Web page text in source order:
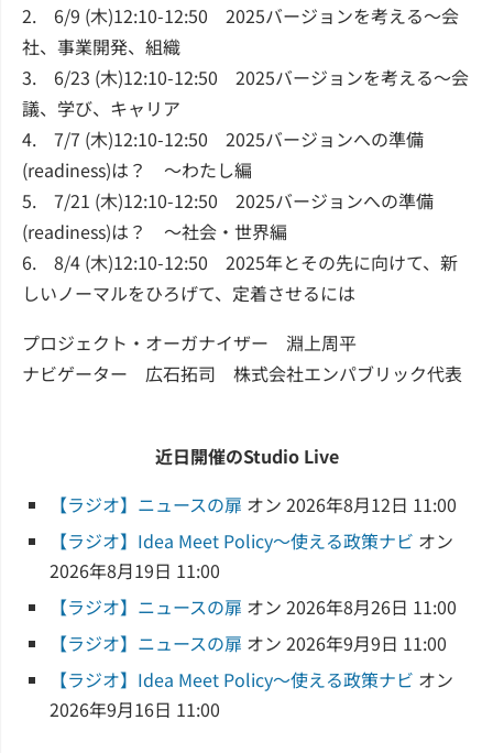
2. 6/9 (木)12:10-12:50 2025バージョンを考える～会
社、事業開発、組織
3. 6/23 (木)12:10-12:50 2025バージョンを考える～会
議、学び、キャリア
4. 7/7 (木)12:10-12:50 2025バージョンへの準備
(readiness)は？ 〜わたし編
5. 7/21 (木)12:10-12:50 2025バージョンへの準備
(readiness)は？ 〜社会・世界編
6. 8/4 (木)12:10-12:50 2025年とその先に向けて、新
しいノーマルをひろげて、定着させるには
プロジェクト・オーガナイザー 淵上周平
ナビゲーター 広石拓司 株式会社エンパブリック代表
近日開催のStudio Live
【ラジオ】ニュースの扉 オン 2026年8月12日 11:00
【ラジオ】Idea Meet Policy～使える政策ナビ オン
2026年8月19日 11:00
【ラジオ】ニュースの扉 オン 2026年8月26日 11:00
【ラジオ】ニュースの扉 オン 2026年9月9日 11:00
【ラジオ】Idea Meet Policy～使える政策ナビ オン
2026年9月16日 11:00